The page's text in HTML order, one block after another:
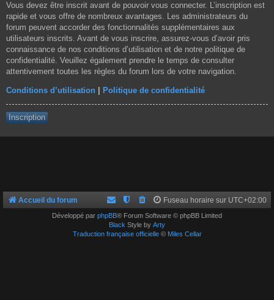
Vous devez être inscrit avant de pouvoir vous connecter. L’inscription est
rapide et vous offre de nombreux avantages. Les administrateurs du
forum peuvent accorder des fonctionnalités supplémentaires aux
utilisateurs inscrits. Avant de vous inscrire, assurez-vous d’avoir pris
connaissance de nos conditions d’utilisation et de notre politique de
confidentialité. Veuillez également prendre le temps de consulter
attentivement toutes les règles du forum lors de votre navigation.
Conditions d’utilisation Politique de confidentialité
Inscription
Accueil du forum Fuseau horaire sur UTC+02:00
Développé par phpBB® Forum Software © phpBB Limited
Black Style by Arty
Traduction française officielle© Miles Cellar